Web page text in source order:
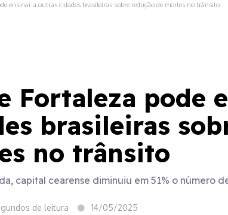
ensinar a outras cidades brasileiras sobre redução de mortes no trânsito
Fortaleza pode
brasileiras
no trânsito
capital cearense diminuiu em 51% o número
de leitura
14/05/2025